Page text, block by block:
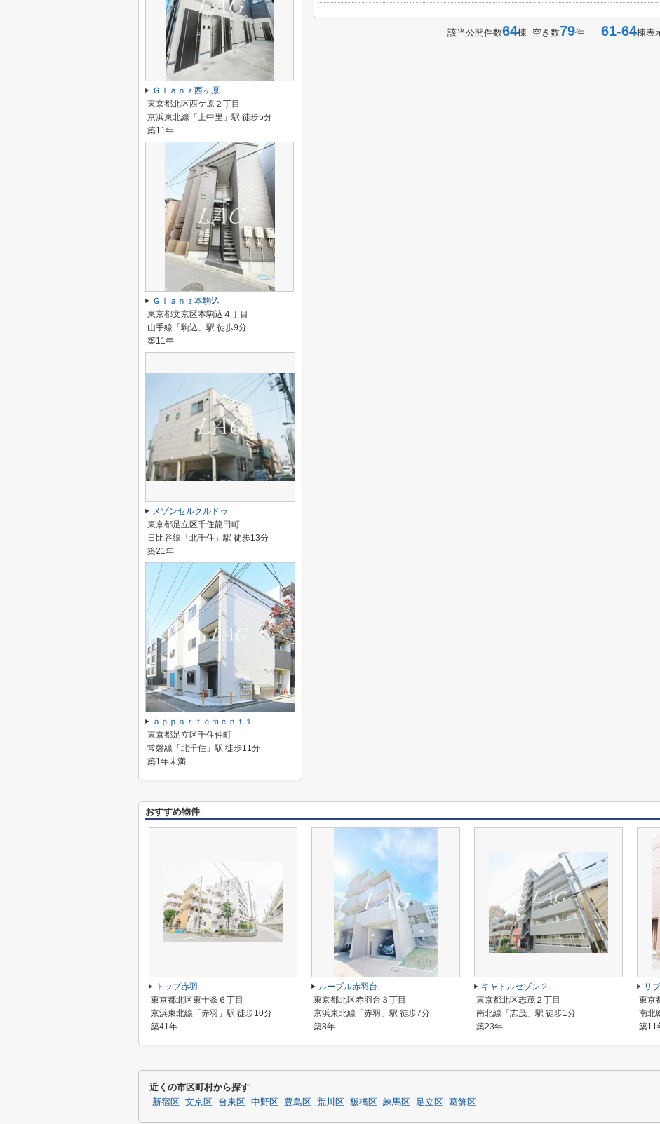
該当公開件数64棟 空き数79件 61-64棟表
Ｇｌａｎｚ西ヶ原
東京都北区西ケ原２丁目
京浜東北線「上中里」駅 徒歩5分
築11年
Ｇｌａｎｚ本駒込
東京都文京区本駒込４丁目
山手線「駒込」駅 徒歩9分
築11年
メゾンセルクルドゥ
東京都足立区千住龍田町
日比谷線「北千住」駅 徒歩13分
築21年
ａｐｐａｒｔｅｍｅｎｔ１
東京都足立区千住仲町
常磐線「北千住」駅 徒歩11分
築1年未満
おすすめ物件
トップ赤羽
東京都北区東十条６丁目
京浜東北線「赤羽」駅 徒歩10分
築41年
ルーブル赤羽台
東京都北区赤羽台３丁目
京浜東北線「赤羽」駅 徒歩7分
築8年
キャトルセゾン２
東京都北区志茂２丁目
南北線「志茂」駅 徒歩1分
築23年
リ
東京
南北
築11
近くの市区町村から探す
新宿区 文京区 台東区 中野区 豊島区 荒川区 板橋区 練馬区 足立区 葛飾区